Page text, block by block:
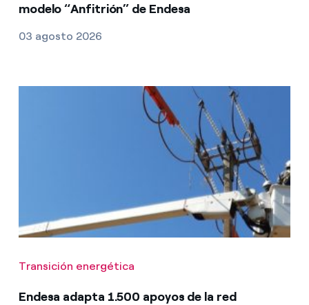
modelo “Anfitrión” de Endesa
03 agosto 2026
Transición energética
Endesa adapta 1.500 apoyos de la red